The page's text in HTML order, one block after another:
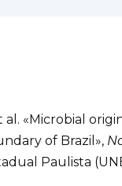
al. «Microbial
of Brazil»,
Paulista